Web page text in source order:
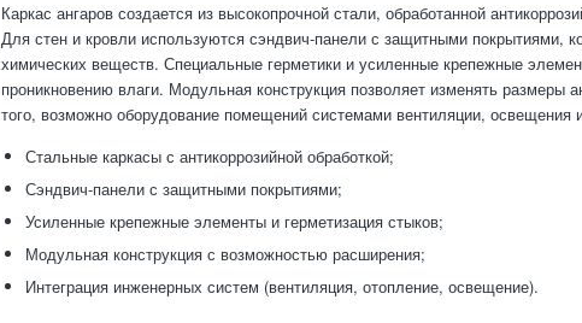
Каркас ангаров создается из высокопрочной стали, обработанной
Для стен и кровли используются сэндвич-панели с защитными покрытиями,
химических веществ. Специальные герметики и усиленные крепежные
проникновению влаги. Модульная конструкция позволяет изменять
того, возможно оборудование помещений системами вентиляции,
Стальные каркасы с антикоррозийной обработкой;
Сэндвич-панели с защитными покрытиями;
Усиленные крепежные элементы и герметизация стыков;
Модульная конструкция с возможностью расширения;
Интеграция инженерных систем (вентиляция, отопление, освещение).